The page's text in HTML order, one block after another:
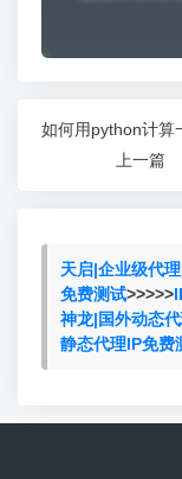
如何用python计算
上一篇
天启|企业级代
免费测试>>>>>
神龙|国外动态
静态代理IP免费